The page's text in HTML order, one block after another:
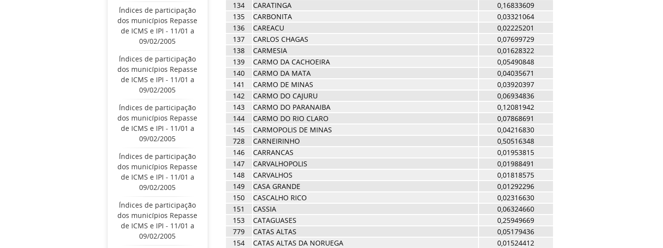
Índices de participação
dos municípios Repasse
de ICMS e IPI - 11/01 a
09/02/2005
Índices de participação
dos municípios Repasse
de ICMS e IPI - 11/01 a
09/02/2005
Índices de participação
dos municípios Repasse
de ICMS e IPI - 11/01 a
09/02/2005
Índices de participação
dos municípios Repasse
de ICMS e IPI - 11/01 a
09/02/2005
Índices de participação
dos municípios Repasse
de ICMS e IPI - 11/01 a
09/02/2005
134
CARATINGA
0,16833609
135
CARBONITA
0,03321064
136
CAREACU
0,02225201
137
CARLOS CHAGAS
0,07699729
138
CARMESIA
0,01628322
139
CARMO DA CACHOEIRA
0,05490848
140
CARMO DA MATA
0,04035671
141
CARMO DE MINAS
0,03920397
142
CARMO DO CAJURU
0,06934836
143
CARMO DO PARANAIBA
0,12081942
144
CARMO DO RIO CLARO
0,07868691
145
CARMOPOLIS DE MINAS
0,04216830
728
CARNEIRINHO
0,50516348
146
CARRANCAS
0,01953815
147
CARVALHOPOLIS
0,01988491
148
CARVALHOS
0,01818575
149
CASA GRANDE
0,01292296
150
CASCALHO RICO
0,02316630
151
CASSIA
0,06324660
153
CATAGUASES
0,25949669
779
CATAS ALTAS
0,05179436
154
CATAS ALTAS DA NORUEGA
0,01524412